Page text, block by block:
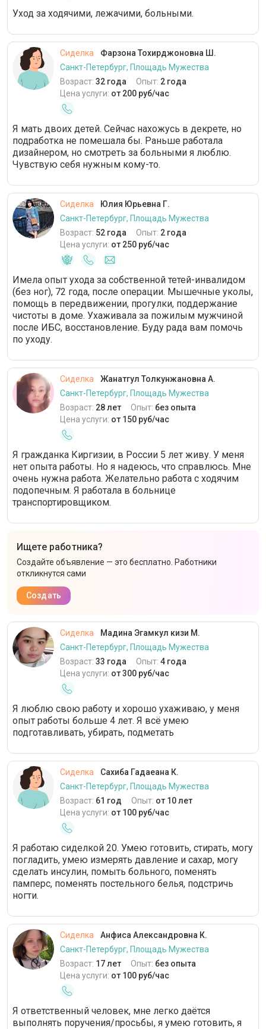
Уход за ходячими, лежачими, больными.
Сиделка
Фарзона Тохирджоновна Ш.
Санкт-Петербург, Площадь Мужества
Возраст: 32 года Опыт: 2 года
Цена услуги: от 200 руб/час
Я мать двоих детей. Сейчас нахожусь в декрете, но
подработка не помешала бы. Раньше работала
дизайнером, но смотреть за больными я люблю.
Чувствую себя нужным кому-то.
Сиделка
Юлия Юрьевна Г.
Санкт-Петербург, Площадь Мужества
Возраст: 52 года Опыт: 2 года
Цена услуги: от 250 руб/час
Имела опыт ухода за собственной тетей-инвалидом
(без ног), 72 года, после операции. Мышечные уколы,
помощь в передвижении, прогулки, поддержание
чистоты в доме. Ухаживала за пожилым мужчиной
после ИБС, восстановление. Буду рада вам помочь
по уходу.
Сиделка
Жанатгул Толкунжановна А.
Санкт-Петербург, Площадь Мужества
Возраст: 28 лет Опыт: без опыта
Цена услуги: от 150 руб/час
Я гражданка Киргизии, в России 5 лет живу. У меня
нет опыта работы. Но я надеюсь, что справлюсь. Мне
очень нужна работа. Желательно работа с ходячим
подопечным. Я работала в больнице
транспортировщиком.
Ищете работника?
Создайте объявление — это бесплатно. Работники
откликнутся сами
Создать
Сиделка
Мадина Эгамкул кизи М.
Санкт-Петербург, Площадь Мужества
Возраст: 33 года Опыт: 4 года
Цена услуги: от 300 руб/час
Я люблю свою работу и хорошо ухаживаю, у меня
опыт работы больше 4 лет. Я всё умею
подготавливать, убирать, подметать
Сиделка
Сахиба Гадаеана К.
Санкт-Петербург, Площадь Мужества
Возраст: 61 год Опыт: от 10 лет
Цена услуги: от 100 руб/час
Я работаю сиделкой 20. Умею готовить, стирать, могу
погладить, умею измерять давление и сахар, могу
сделать инсулин, помыть больного, поменять
памперс, поменять постельного белья, подстричь
ногти.
Сиделка
Анфиса Александровна К.
Санкт-Петербург, Площадь Мужества
Возраст: 17 лет Опыт: без опыта
Цена услуги: от 100 руб/час
Я ответственный человек, мне легко даётся
выполнять поручения/просьбы, я умею готовить, я